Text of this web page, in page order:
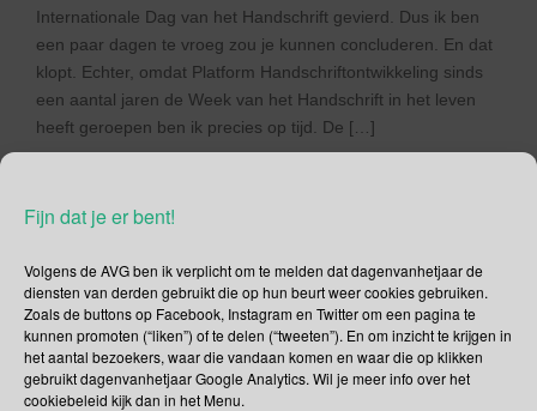
Fijn dat je er bent!
Volgens de AVG ben ik verplicht om te melden dat dagenvanhetjaar de
diensten van derden gebruikt die op hun beurt weer cookies gebruiken.
Zoals de buttons op Facebook, Instagram en Twitter om een pagina te
kunnen promoten (“liken”) of te delen (“tweeten”). En om inzicht te krijgen in
het aantal bezoekers, waar die vandaan komen en waar die op klikken
gebruikt dagenvanhetjaar Google Analytics. Wil je meer info over het
cookiebeleid kijk dan in het Menu.
Internationale Dag van het Handschrift gevierd. Dus ik ben
een paar dagen te vroeg zou je kunnen concluderen. En dat
klopt. Echter, omdat Platform Handschriftontwikkeling sinds
een aantal jaren de Week van het Handschrift in het leven
heeft geroepen ben ik precies op tijd. De […]
Social Media
Je kunt me volgen op